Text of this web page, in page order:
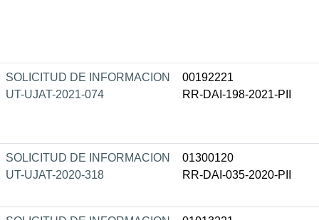
SOLICITUD DE INFORMACION
UT-UJAT-2021-074
00192221
RR-DAI-198-2021-PII
SOLICITUD DE INFORMACION
UT-UJAT-2020-318
01300120
RR-DAI-035-2020-PII